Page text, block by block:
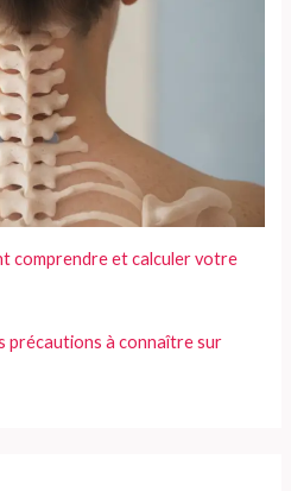
comprendre et calculer votre
précautions à connaître sur